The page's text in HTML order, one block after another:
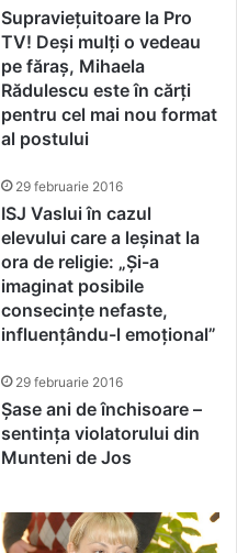
Supraviețuitoare la Pro
TV! Deși mulți o vedeau
pe făraș, Mihaela
Rădulescu este în cărți
pentru cel mai nou format
al postului
29 februarie 2016
ISJ Vaslui în cazul
elevului care a leșinat la
ora de religie: „Și-a
imaginat posibile
consecințe nefaste,
influențându-l emoțional”
29 februarie 2016
Șase ani de închisoare –
sentința violatorului din
Munteni de Jos